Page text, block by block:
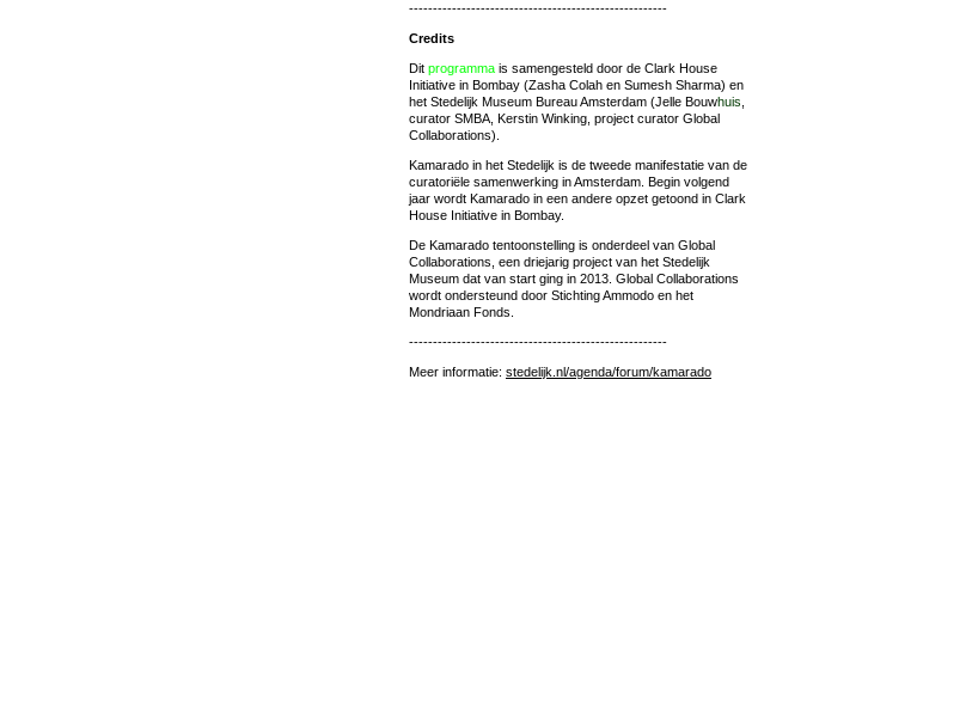
------------------------------------------------------
Credits
Dit programma is samengesteld door de Clark House
Initiative in Bombay (Zasha Colah en Sumesh Sharma) en
het Stedelijk Museum Bureau Amsterdam (Jelle Bouwhuis
curator SMBA, Kerstin Winking, project curator Global
Collaborations).
Kamarado in het Stedelijk is de tweede manifestatie van de
curatoriële samenwerking in Amsterdam. Begin volgend
jaar wordt Kamarado in een andere opzet getoond in Clark
House Initiative in Bombay.
De Kamarado tentoonstelling is onderdeel van Global
Collaborations, een driejarig project van het Stedelijk
Museum dat van start ging in 2013. Global Collaborations
wordt ondersteund door Stichting Ammodo en het
Mondriaan Fonds.
------------------------------------------------------
Meer informatie: stedelijk.nl/agenda/forum/kamarado